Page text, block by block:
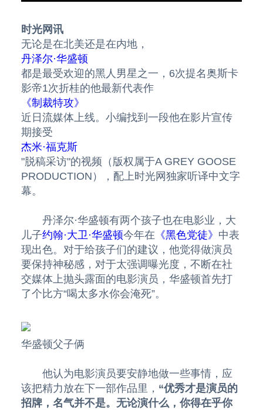
时光网讯
无论是在北美还是在内地，
丹泽尔·华盛顿
都是最受欢迎的黑人男星之一，6次提名奥斯卡
影帝1次折桂的他最新代表作
《制裁特攻》
近日流媒体上线。小编找到一段他在影片宣传
期接受
杰米·福克斯
"脱稿采访"的视频（版权属于A GREY GOOSE
PRODUCTION），配上时光网独家听译中文字
幕。
丹泽尔·华盛顿有两个孩子也在电影业，大
儿子约翰·大卫·华盛顿今年在 《黑色党徒》 中表
现出色。对于给孩子们的建议，他觉得做演员
要保持神秘感，对于太强调曝光度，不断在社
交媒体上抛头露面的电影演员，华盛顿首先打
了个比方“喝太多水你会淹死”。
华盛顿父子俩
他认为电影演员要安静地做一些事情，应
该把精力放在下一部作品里， “优秀才是演员的
招牌，名气并不是。无论演什么，你得在乎你